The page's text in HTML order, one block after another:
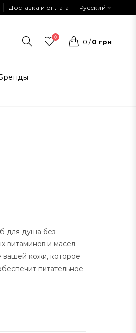
Доставка и оплата Русский
0
0 / 0 грн
для душа без
витаминов и масел.
кожи, которое
питательное